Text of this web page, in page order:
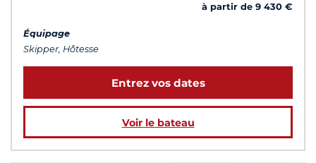
à partir de 9 430 €
Équipage
Skipper, Hôtesse
Entrez vos dates
Voir le bateau